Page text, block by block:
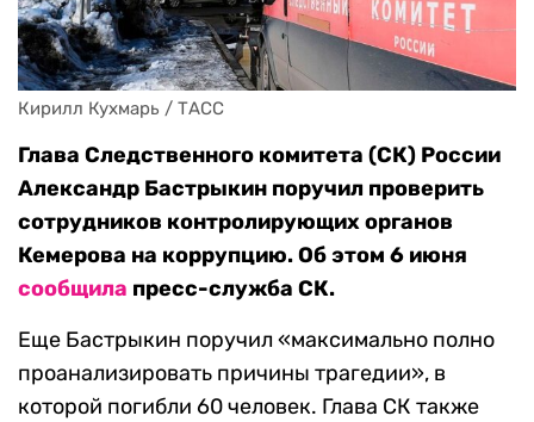
Кирилл Кухмарь / ТАСС
Глава Следственного комитета (СК) России
Александр Бастрыкин поручил проверить
сотрудников контролирующих органов
Кемерова на коррупцию. Об этом 6 июня
сообщила пресс-служба СК.
Еще Бастрыкин поручил «максимально полно
проанализировать причины трагедии», в
которой погибли 60 человек. Глава СК также